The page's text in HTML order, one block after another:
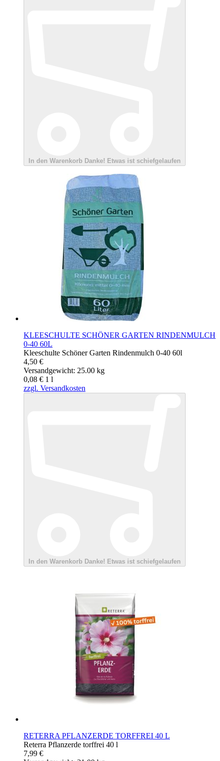
In den Warenkorb Danke! Etwas ist schiefgelaufen
KLEESCHULTE SCHÖNER GARTEN RINDENMULCH
0-40 60L
Kleeschulte Schöner Garten Rindenmulch 0-40 60l
4,50 €
Versandgewicht: 25.00 kg
0,08 € 1 l
zzgl. Versandkosten
In den Warenkorb Danke! Etwas ist schiefgelaufen
RETERRA PFLANZERDE TORFFREI 40 L
Reterra Pflanzerde torffrei 40 l
7,99 €